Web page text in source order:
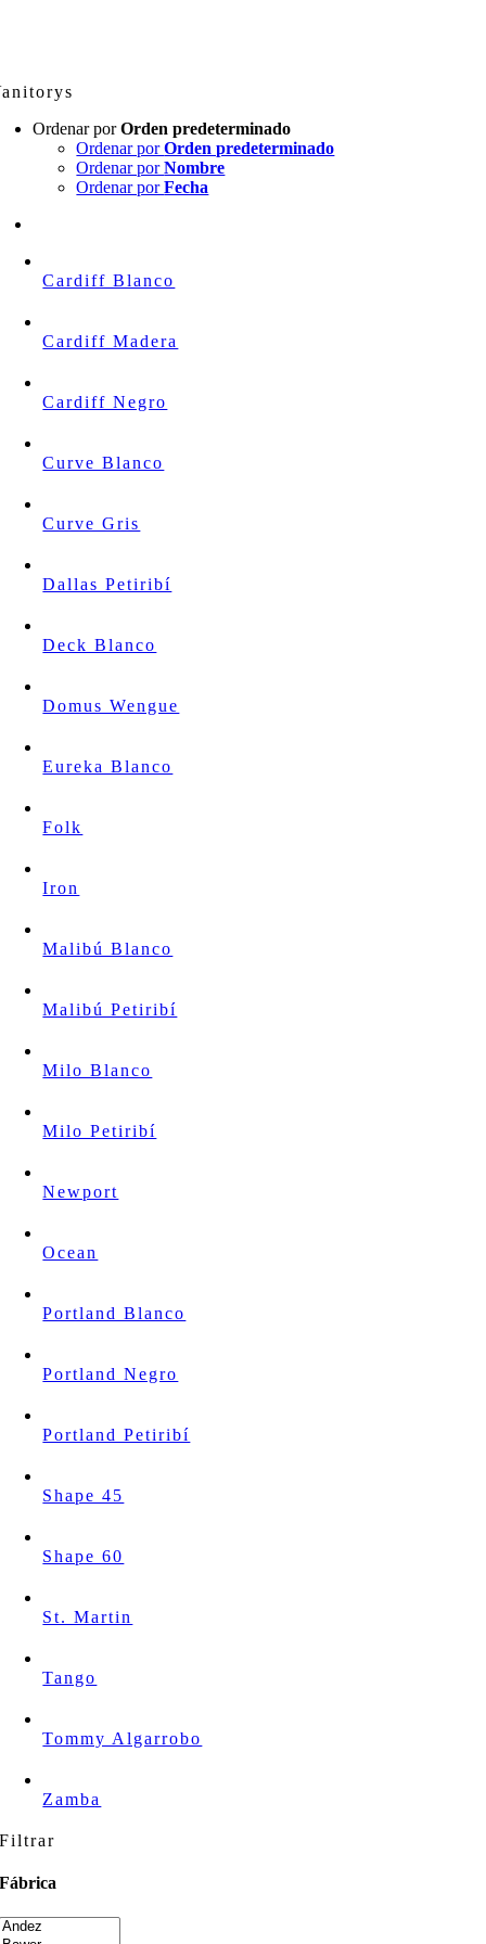
Ordenar porOrden predeterminado
Ordenar porOrden predeterminado
Ordenar porNombre
Ordenar porFecha
Cardiff Blanco
Cardiff Madera
Cardiff Negro
Curve Blanco
Curve Gris
Dallas Petiribí
Deck Blanco
Domus Wengue
Eureka Blanco
Folk
Iron
Malibú Blanco
Malibú Petiribí
Milo Blanco
Milo Petiribí
Newport
Ocean
Portland Blanco
Portland Negro
Portland Petiribí
Shape 45
Shape 60
St. Martin
Tango
Tommy Algarrobo
Zamba
Filtrar
Fábrica